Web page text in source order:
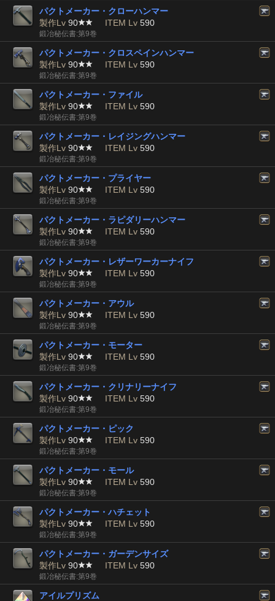
パクトメーカー・クローハンマー
製作Lv 90 ITEM Lv 590
鍛冶秘伝書:第9巻
パクトメーカー・クロスペインハンマー
製作Lv 90 ITEM Lv 590
鍛冶秘伝書:第9巻
パクトメーカー・ファイル
製作Lv 90 ITEM Lv 590
鍛冶秘伝書:第9巻
パクトメーカー・レイジングハンマー
製作Lv 90 ITEM Lv 590
鍛冶秘伝書:第9巻
パクトメーカー・プライヤー
製作Lv 90 ITEM Lv 590
鍛冶秘伝書:第9巻
パクトメーカー・ラピダリーハンマー
製作Lv 90 ITEM Lv 590
鍛冶秘伝書:第9巻
パクトメーカー・レザーワーカーナイフ
製作Lv 90 ITEM Lv 590
鍛冶秘伝書:第9巻
パクトメーカー・アウル
製作Lv 90 ITEM Lv 590
鍛冶秘伝書:第9巻
パクトメーカー・モーター
製作Lv 90 ITEM Lv 590
鍛冶秘伝書:第9巻
パクトメーカー・クリナリーナイフ
製作Lv 90 ITEM Lv 590
鍛冶秘伝書:第9巻
パクトメーカー・ピック
製作Lv 90 ITEM Lv 590
鍛冶秘伝書:第9巻
パクトメーカー・モール
製作Lv 90 ITEM Lv 590
鍛冶秘伝書:第9巻
パクトメーカー・ハチェット
製作Lv 90 ITEM Lv 590
鍛冶秘伝書:第9巻
パクトメーカー・ガーデンサイズ
製作Lv 90 ITEM Lv 590
鍛冶秘伝書:第9巻
アイルプリズム